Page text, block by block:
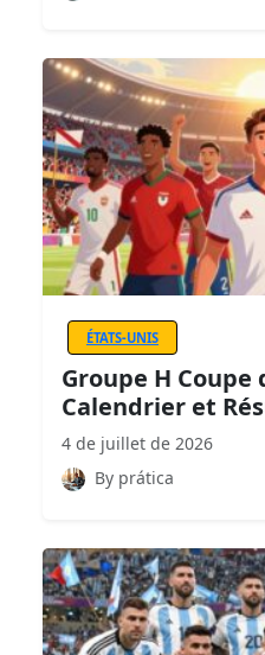
ÉTATS-UNIS
Groupe H Coupe
Calendrier et
4 de juillet de 2026
By prática